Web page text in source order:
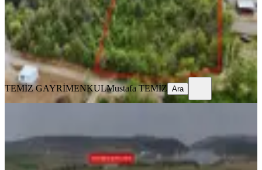
10.000.000 ₺
TEMİZ GAYRİMENKUL Mustafa TEMİZ
Ara
TEMİZ GAYRİMENKULMustafa TEMİZ Ara
Satılık Arazi
Osmangazi, Doğancı Mahallesi